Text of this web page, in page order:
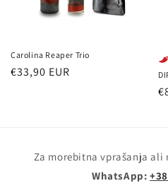
Carolina Reaper Trio
Redna
€33,90 EUR
Za morebitna vprašanja ali
WhatsApp: